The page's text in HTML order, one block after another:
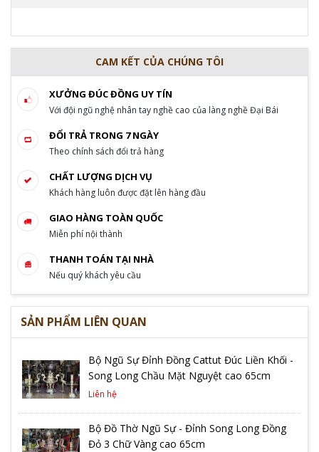
CAM KẾT CỦA CHÚNG TÔI
XƯỞNG ĐÚC ĐỒNG UY TÍN
Với đội ngũ nghệ nhân tay nghề cao của làng nghề Đại Bái
ĐỔI TRẢ TRONG 7 NGÀY
Theo chính sách đổi trả hàng
CHẤT LƯỢNG DỊCH VỤ
Khách hàng luôn được đặt lên hàng đầu
GIAO HÀNG TOÀN QUỐC
Miễn phí nội thành
THANH TOÁN TẠI NHÀ
Nếu quý khách yêu cầu
SẢN PHẨM LIÊN QUAN
Bộ Ngũ Sự Đỉnh Đồng Cattut Đúc Liền Khối -
Song Long Chầu Mặt Nguyệt cao 65cm
Liên hệ
Bộ Đồ Thờ Ngũ Sự - Đỉnh Song Long Đồng
Đỏ 3 Chữ Vàng cao 65cm